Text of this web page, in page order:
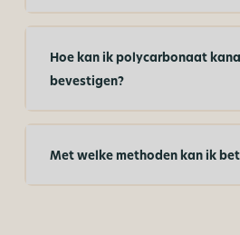
Hoe kan ik polycarbonaat
bevestigen?
Met welke methoden kan ik